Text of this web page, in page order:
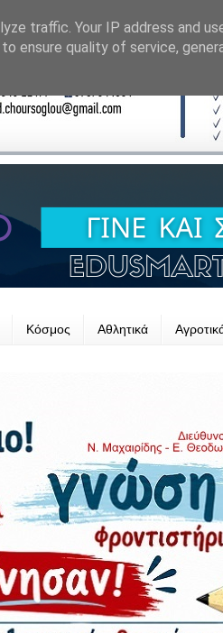
Κόσμος Αθλητικά
traffic. Your IP address and
ensure quality of service,